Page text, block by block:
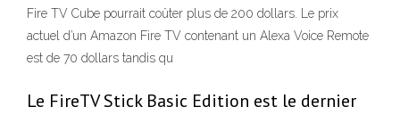
Fire TV Cube pourrait coûter plus de 200 dollars. Le prix
actuel d’un Amazon Fire TV contenant un Alexa Voice Remote
est de 70 dollars tandis qu
Le FireTV Stick Basic Edition est le dernier